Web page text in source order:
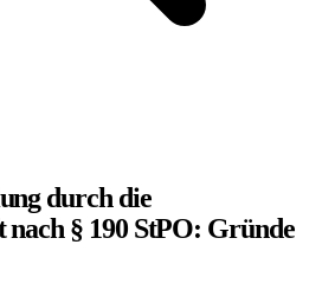
durch die
nach § 190 StPO: Gründe